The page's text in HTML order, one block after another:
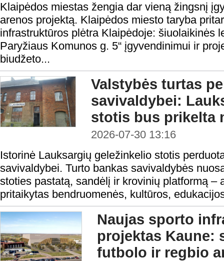
Klaipėdos miestas žengia dar vieną žingsnį
arenos projektą. Klaipėdos miesto taryba
infrastruktūros plėtra Klaipėdoje: šiuolaikinės
Paryžiaus Komunos g. 5“ įgyvendinimui ir
biudžeto...
Valstybės turtas
savivaldybei:
stotis bus prikelta
2026-07-30 13:16
Istorinė Lauksargių geležinkelio stotis
savivaldybei. Turto bankas savivaldybės
stoties pastatą, sandėlį ir krovinių platformą –
pritaikytas bendruomenės, kultūros,
Naujas sporto
projektas Kaune:
futbolo ir regbio